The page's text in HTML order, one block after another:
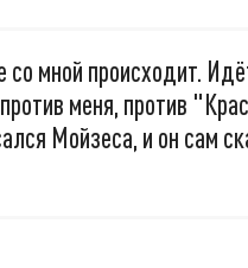
со мной происходит.
меня, против
Мойзеса, и он сам